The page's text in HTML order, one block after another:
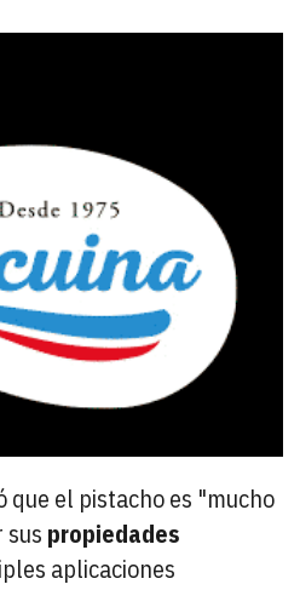
que el pistacho es "mucho
sus propiedades
aplicaciones